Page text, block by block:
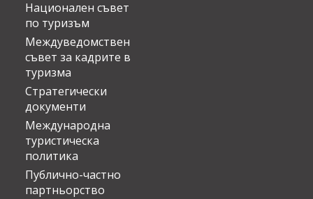
Национален съвет
по туризъм
Междуведомствен
съвет за кадрите в
туризма
Стратегически
документи
Международна
туристическа
политика
Публично-частно
партньорство